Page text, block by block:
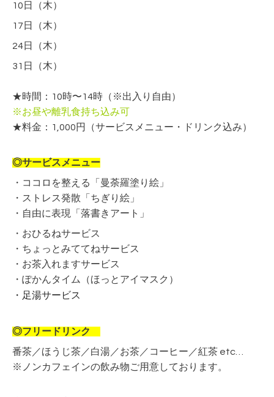
10日（木）
17日（木）
24日（木）
31日（木）
★時間：10時〜14時（※出入り自由）
※お昼や離乳食持ち込み可
★料金：1,000円
（サービスメニュー・ドリンク込み）
◎サービスメニュー
・ココロを整える「 曼荼羅塗り絵」
・ストレス発散「ちぎり絵」
・自由に表現「落書きアート」
・おひるねサービス
・ちょっとみててねサービス
・お茶入れますサービス
・ぽかんタイム（ほっとアイマスク）
・足湯サービス
◎フリードリンク
番茶／ほうじ茶／白湯／お茶／コーヒー／紅茶 etc…
※ノンカフェインの飲み物ご用意しております。